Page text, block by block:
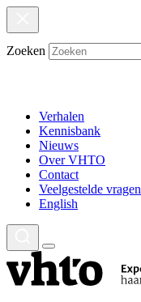
Zoeken
Verhalen
Kennisbank
Nieuws
Over VHTO
Contact
Veelgestelde vragen
English